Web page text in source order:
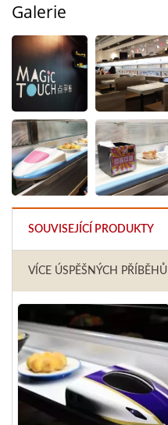
Galerie
SOUVISEJÍCÍ PRODUKTY
VÍCE ÚSPĚŠNÝCH PŘÍBĚHŮ